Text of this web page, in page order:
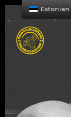
Estonian